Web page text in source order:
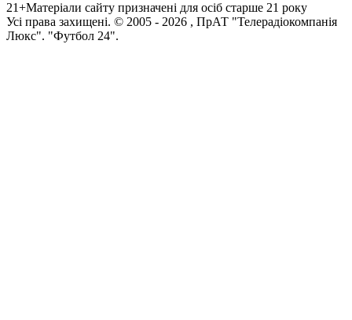
21+Матеріали сайту призначені для осіб старше 21 року
Усi права захищенi. © 2005 - 2026 , ПрАТ "Телерадіокомпанія
Люкс". "Футбол 24".